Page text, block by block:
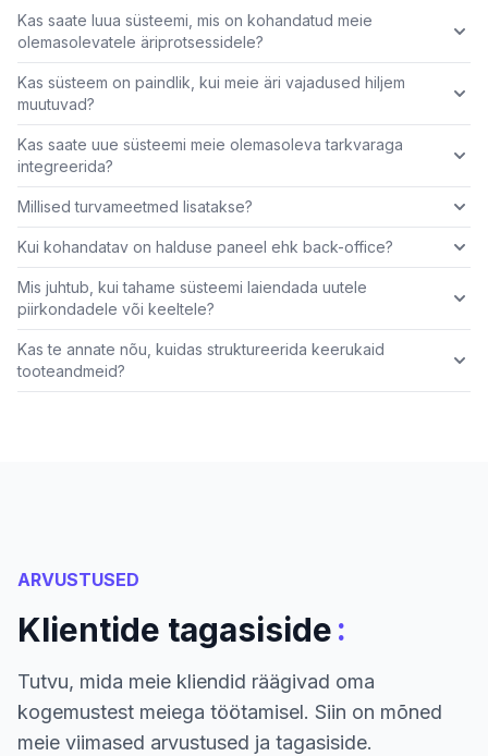
Kas saate luua süsteemi, mis on kohandatud meie
olemasolevatele äriprotsessidele?
Kas süsteem on paindlik, kui meie äri vajadused hiljem
muutuvad?
Kas saate uue süsteemi meie olemasoleva tarkvaraga
integreerida?
Millised turvameetmed lisatakse?
Kui kohandatav on halduse paneel ehk back-office?
Mis juhtub, kui tahame süsteemi laiendada uutele
piirkondadele või keeltele?
Kas te annate nõu, kuidas struktureerida keerukaid
tooteandmeid?
ARVUSTUSED
Klientide tagasiside:
Tutvu, mida meie kliendid räägivad oma
kogemustest meiega töötamisel. Siin on mõned
meie viimased arvustused ja tagasiside.